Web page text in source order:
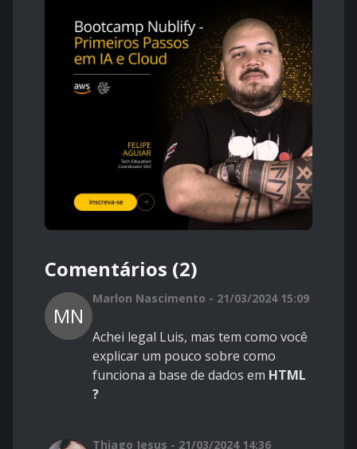
Comentários (2)
MN
Marlon Nascimento - 21/03/2024 15:09
Achei legal Luis, mas tem como você
explicar um pouco sobre como
funciona a base de dados em HTML
?
Thiago Jesus - 21/03/2024 14:36